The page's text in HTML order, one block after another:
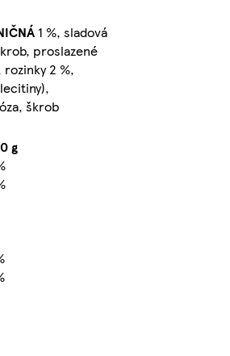
1 %, sladová
proslazené
2 %,
lecitiny),
škrob
g